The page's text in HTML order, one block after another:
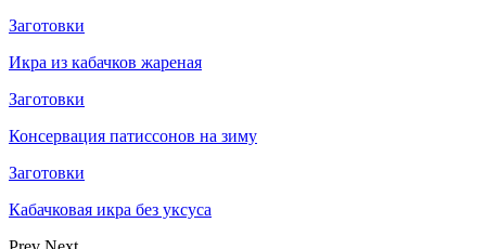
Заготовки
Икра из кабачков жареная
Заготовки
Консервация патиссонов на зиму
Заготовки
Кабачковая икра без уксуса